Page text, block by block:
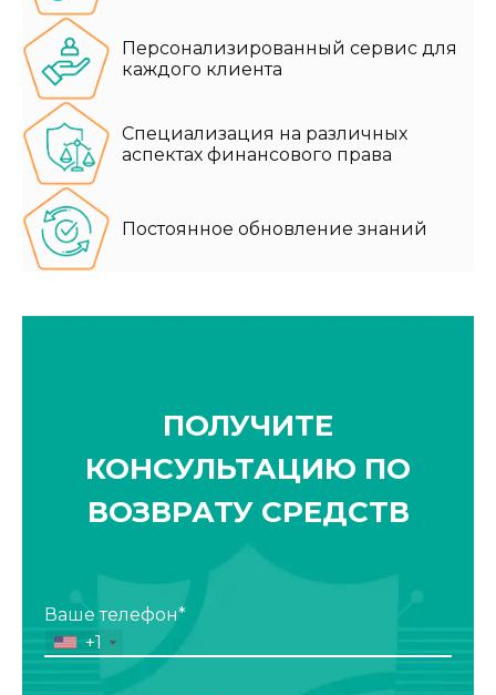
Персонализированный сервис для
каждого клиента
Специализация на различных
аспектах финансового права
Постоянное обновление знаний
ПОЛУЧИТЕ
КОНСУЛЬТАЦИЮ ПО
ВОЗВРАТУ СРЕДСТВ
Ваше телефон*
+1